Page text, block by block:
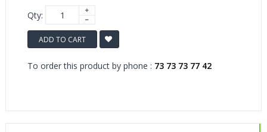
Qty:
ADD TO CART
To order this product by phone : 73 73 73 77 42